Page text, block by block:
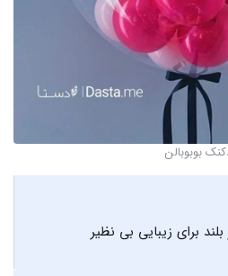
بوبوبالن